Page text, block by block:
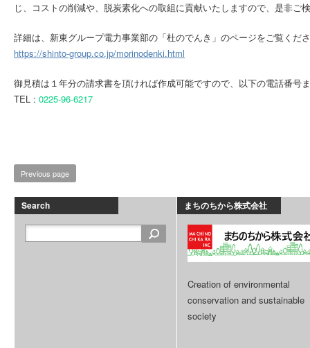
じ、コストの削減や、脱炭素化への取組に貢献いたしますので、是非ご
詳細は、新東グループ電力事業部の「杜のでんき」のページをご覧くだ
https://shinto-group.co.jp/morinodenki.html
御見積は１年分の請求書を頂ければ作成可能ですので、以下の電話番号
TEL : 0225-96-6217
Previous page
Search まちのちから株式会社
Creation of environmental
conservation and sustainable
society